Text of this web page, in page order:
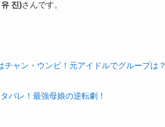
진)さんです。
ャン・ウンビ！元アイドルでグループは？
バレ！最強母娘の逆転劇！